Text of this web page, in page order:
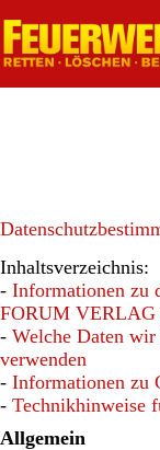
Inhalt
springen
Inhaltsverzeichnis:
- Informationen zu
FORUM
- Welche Daten
verwenden
- Informationen zu
- Technikhinweise
Allgemein